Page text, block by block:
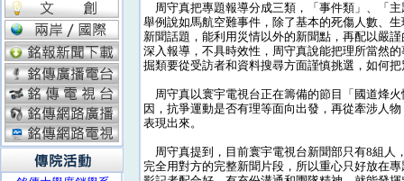
周守真把專題報導分成三類，「事件類」、「
舉例說如馬航空難事件，除了基本的死傷人數、
新聞話題，能利用災情以外的新聞點，再配以嚴
深入報導，不具時效性，周守真說能把理所當然
掘類要從受訪者和資料搜尋方面謹慎挑選，如何
周守真以寰宇電視台正在籌備的節目「國道烽
因，抗爭運動是否有理等面向出發，再從牽涉人
表現出來。
周守真提到，目前寰宇電視台新聞部只有8組人
完全用對方的完整新聞片段，所以重心只好放在